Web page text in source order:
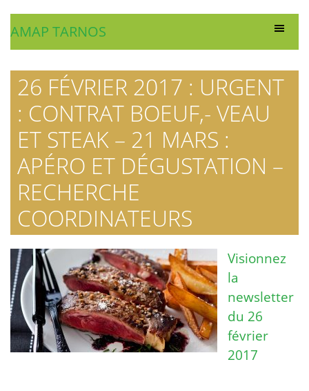
AMAP TARNOS
26 FÉVRIER 2017 : URGENT
: CONTRAT BOEUF,- VEAU
ET STEAK – 21 MARS :
APÉRO ET DÉGUSTATION –
RECHERCHE
COORDINATEURS
Visionnez
la
newsletter
du 26
février
2017